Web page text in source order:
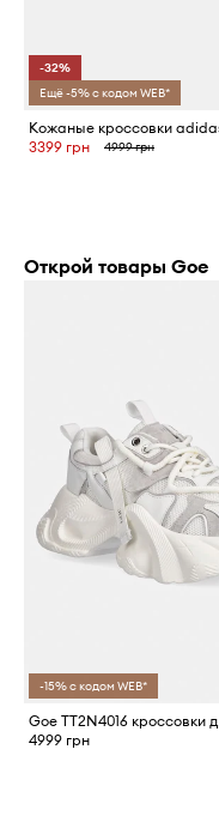
-32%
Ещё -5% с кодом WEB*
3399 грн
4999 грн
Открой товары Goe
-15% с кодом WEB*
Goe TT2N4016 кроссовки
4999 грн